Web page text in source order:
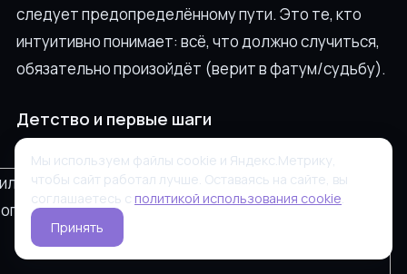
следует предопределённому пути. Это те, кто
интуитивно понимает: всё, что должно случиться,
обязательно произойдёт (верит в фатум/судьбу).
Детство и первые шаги
Мы используем файлы cookie и Яндекс.Метрику,
чтобы сайт работал лучше. Оставаясь на сайте, вы
соглашаетесь с политикой использования cookie.
Принять